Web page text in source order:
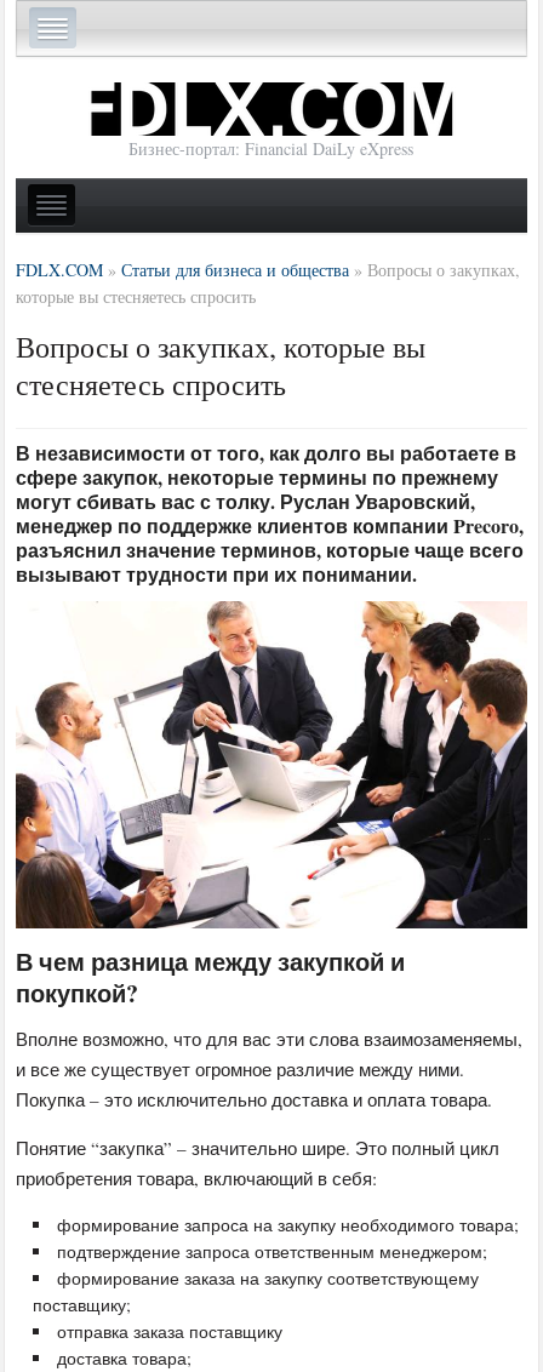
Бизнес-портал: Financial DaiLy eXpress
FDLX.COM »Статьи для бизнеса и общества »Вопросы о закупках,
которые вы стесняетесь спросить
Вопросы о закупках, которые вы
стесняетесь спросить
В независимости от того, как долго вы работаете в
сфере закупок, некоторые термины по прежнему
могут сбивать вас с толку. Руслан Уваровский,
менеджер по поддержке клиентов компании Precoro,
разъяснил значение терминов, которые чаще всего
вызывают трудности при их понимании.
В чем разница между закупкой и
покупкой?
Вполне возможно, что для вас эти слова взаимозаменяемы,
и все же существует огромное различие между ними.
Покупка – это исключительно доставка и оплата товара.
Понятие “закупка” – значительно шире. Это полный цикл
приобретения товара, включающий в себя:
формирование запроса на закупку необходимого товара;
подтверждение запроса ответственным менеджером;
формирование заказа на закупку соответствующему
поставщику;
отправка заказа поставщику
доставка товара;